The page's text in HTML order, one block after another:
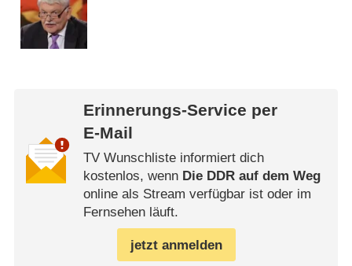
Erinnerungs-Service per
E-Mail
TV Wunschliste informiert dich
kostenlos, wenn Die DDR auf dem Weg
online als Stream verfügbar ist oder im
Fernsehen läuft.
jetzt anmelden